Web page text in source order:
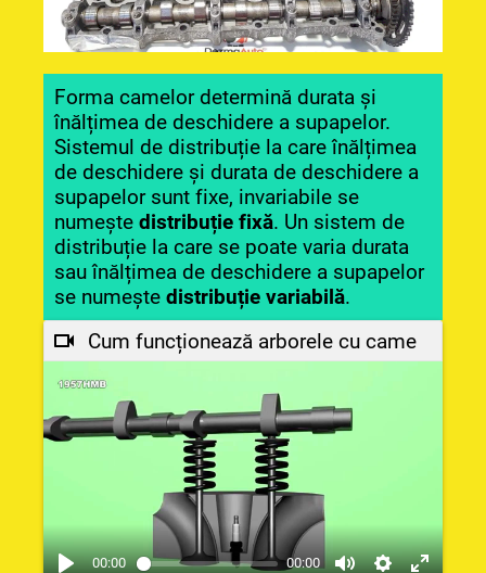
Forma camelor determină durata și
înălțimea de deschidere a supapelor.
Sistemul de distribuție la care înălțimea
de deschidere și durata de deschidere a
supapelor sunt fixe, invariabile se
numește distribuție fixă. Un sistem de
distribuție la care se poate varia durata
sau înălțimea de deschidere a supapelor
se numește distribuție variabilă.
Cum funcționează arborele cu came
00:00 00:00